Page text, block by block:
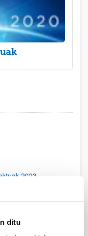
ditu
2023
egin da-
Behineko